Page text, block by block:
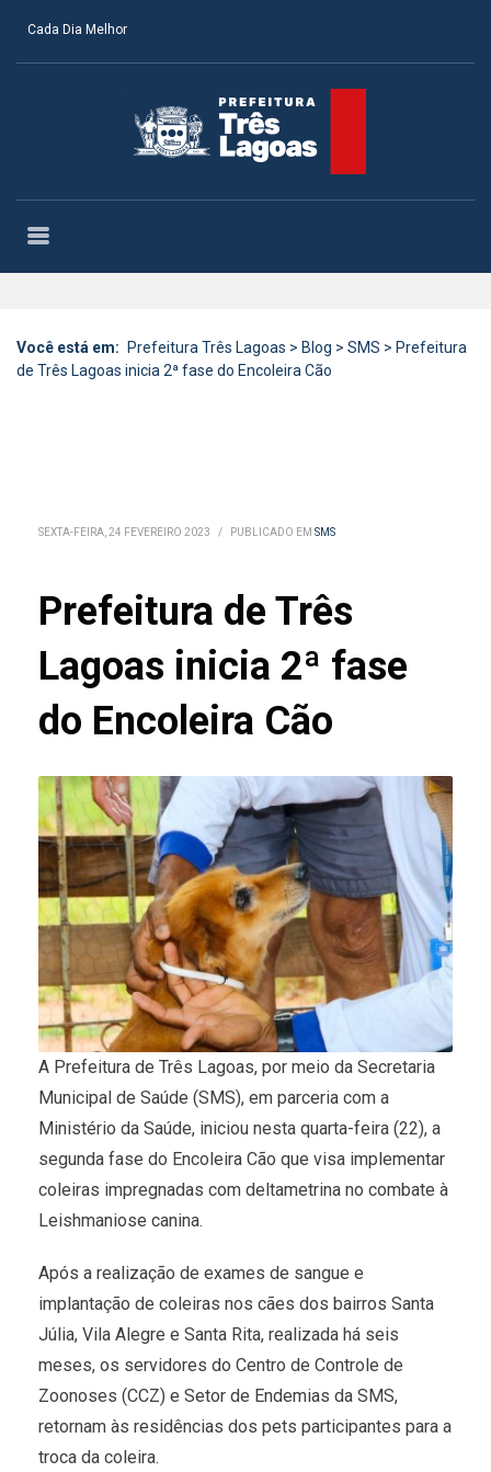
Cada Dia Melhor
Você está em: Prefeitura Três Lagoas > Blog > SMS > Prefeitura
de Três Lagoas inicia 2ª fase do Encoleira Cão
SEXTA-FEIRA, 24 FEVEREIRO 2023 / PUBLICADO EM SMS
Prefeitura de Três
Lagoas inicia 2ª fase
do Encoleira Cão
A Prefeitura de Três Lagoas, por meio da Secretaria
Municipal de Saúde (SMS), em parceria com a
Ministério da Saúde, iniciou nesta quarta-feira (22), a
segunda fase do Encoleira Cão que visa implementar
coleiras impregnadas com deltametrina no combate à
Leishmaniose canina.
Após a realização de exames de sangue e
implantação de coleiras nos cães dos bairros Santa
Júlia, Vila Alegre e Santa Rita, realizada há seis
meses, os servidores do Centro de Controle de
Zoonoses (CCZ) e Setor de Endemias da SMS,
retornam às residências dos pets participantes para a
troca da coleira.